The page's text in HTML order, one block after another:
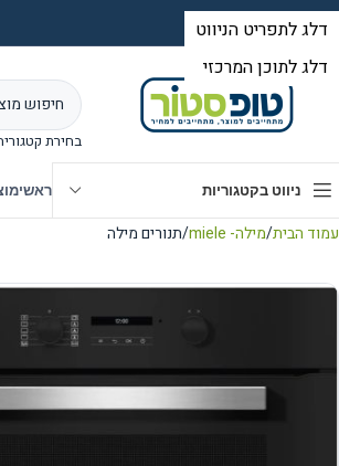
בחירת
ניווט בקטגוריות ראשי
עמוד הבית מילה- miele תנורים מילה